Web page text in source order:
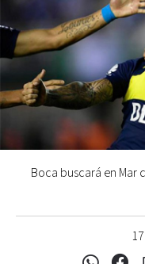
Boca buscará en Mar